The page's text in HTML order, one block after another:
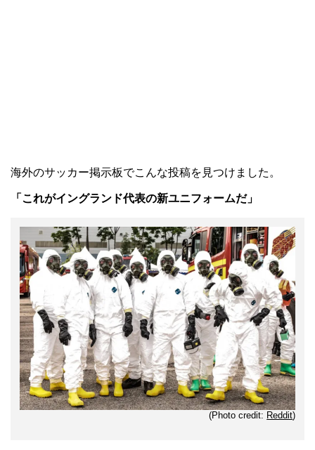
海外のサッカー掲示板でこんな投稿を見つけました。
「これがイングランド代表の新ユニフォームだ」
(Photo credit: Reddit)